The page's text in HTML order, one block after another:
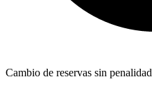
Cambio de reservas sin penalidad